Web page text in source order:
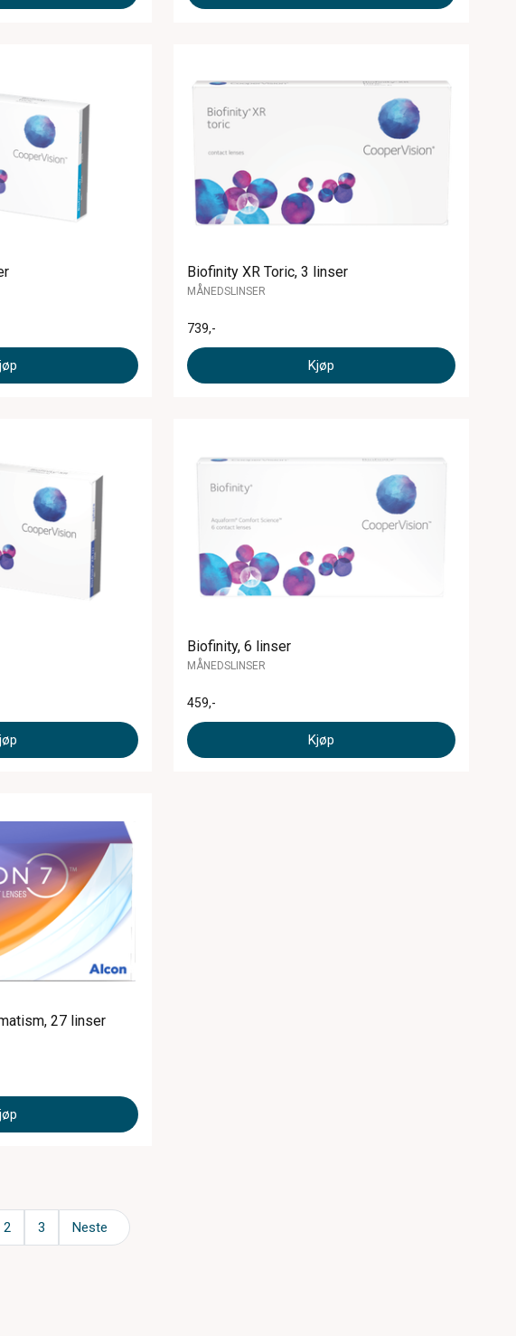
Biofinity XR Toric, 3 linser
MÅNEDSLINSER
739,-
Kjøp
Biofinity, 6 linser
MÅNEDSLINSER
459,-
Kjøp
27 linser
2 3 Neste